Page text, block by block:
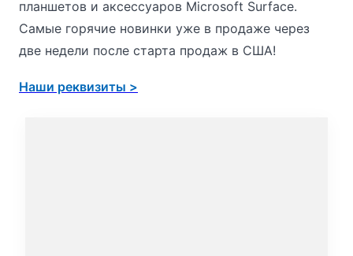
планшетов и аксессуаров Microsoft Surface.
Самые горячие новинки уже в продаже через
две недели после старта продаж в США!
Наши реквизиты >